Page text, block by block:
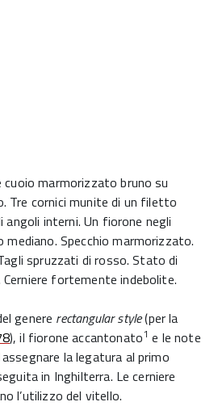
marmorizzato bruno su
Tre cornici munite di un filetto
interni. Un fiorone negli
mediano. Specchio marmorizzato.
spruzzati di rosso. Stato di
fortemente indebolite.
genere rectangular style(per la
), il fiorone accantonato1 e le note
la legatura al primo
in Inghilterra. Le cerniere
l’utilizzo del vitello.